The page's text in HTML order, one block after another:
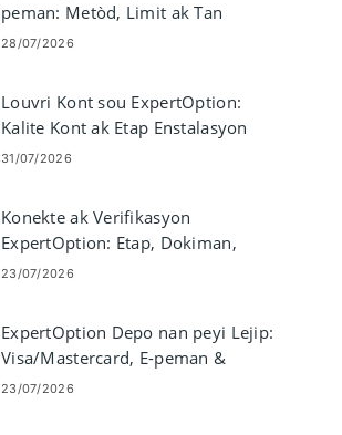
peman: Metòd, Limit ak Tan
Pwosesis
28/07/2026
Louvri Kont sou ExpertOption:
Kalite Kont ak Etap Enstalasyon
31/07/2026
Konekte ak Verifikasyon
ExpertOption: Etap, Dokiman,
Depanaj
23/07/2026
ExpertOption Depo nan peyi Lejip:
Visa/Mastercard, E-peman &
Crypto
23/07/2026